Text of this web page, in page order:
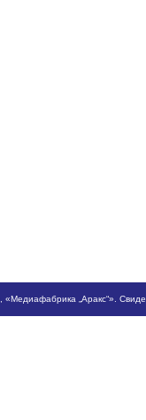
, «Медиафабрика „Аракс“».